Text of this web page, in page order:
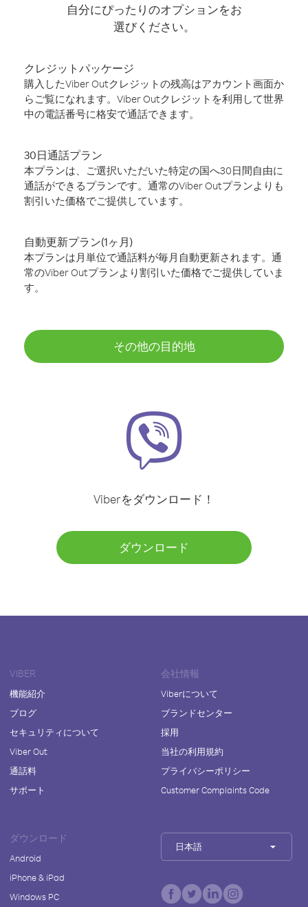
自分にぴったりのオプションをお
選びください。
クレジットパッケージ
購入したViber Outクレジットの残高はアカウント画面か
らご覧になれます。Viber Outクレジットを利用して世界
中の電話番号に格安で通話できます。
30日通話プラン
本プランは、ご選択いただいた特定の国へ30日間自由に
通話ができるプランです。通常のViber Outプランよりも
割引いた価格でご提供しています。
自動更新プラン(1ヶ月)
本プランは月単位で通話料が毎月自動更新されます。通
常のViber Outプランより割引いた価格でご提供していま
す。
その他の目的地
Viberをダウンロード！
ダウンロード
VIBER
機能紹介
ブログ
セキュリティについて
Viber Out
通話料
サポート
会社情報
Viberについて
ブランドセンター
採用
当社の利用規約
プライバシーポリシー
Customer Complaints Code
ダウンロード
Android
iPhone & iPad
Windows PC
日本語